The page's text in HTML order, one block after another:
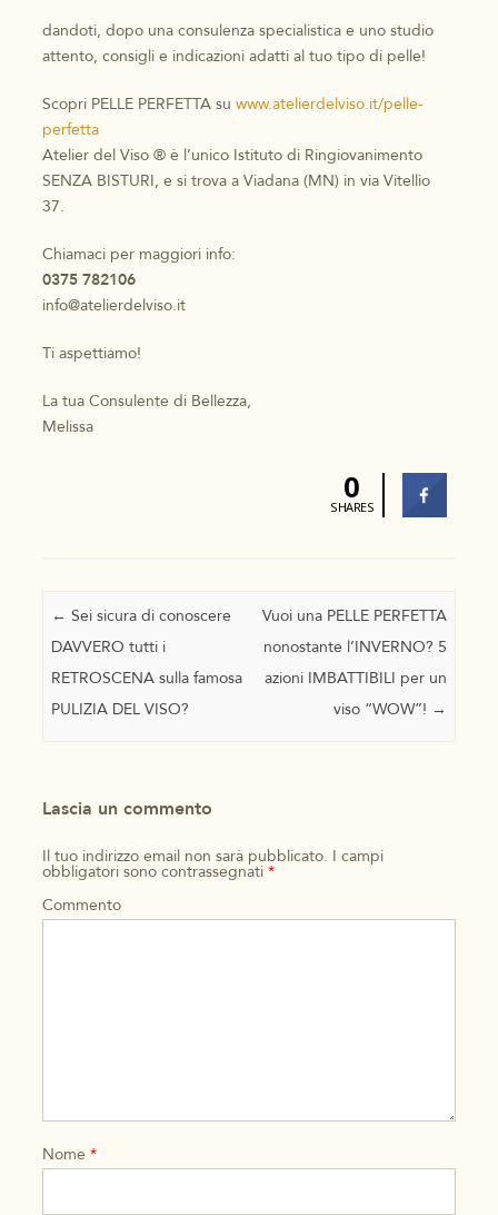
dandoti, dopo una consulenza specialistica e uno studio
attento, consigli e indicazioni adatti al tuo tipo di pelle!
Scopri PELLE PERFETTA su www.atelierdelviso.it/pelle-
perfetta
Atelier del Viso ®️ è l’unico Istituto di Ringiovanimento
SENZA BISTURI, e si trova a Viadana (MN) in via Vitellio
37.
Chiamaci per maggiori info:
0375 782106
info@atelierdelviso.it
Ti aspettiamo!
La tua Consulente di Bellezza,
Melissa
0
SHARES
Navigazione articolo
← Sei sicura di conoscere
DAVVERO tutti i
RETROSCENA sulla famosa
PULIZIA DEL VISO?
Vuoi una PELLE PERFETTA
nonostante l’INVERNO? 5
azioni IMBATTIBILI per un
viso “WOW”! →
Lascia un commento
Il tuo indirizzo email non sarà pubblicato. I campi
obbligatori sono contrassegnati *
Commento
Nome *